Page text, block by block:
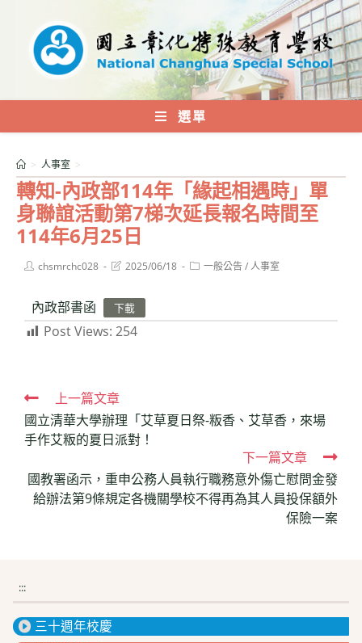
內
選單
轉知-內政部114年「緣起相遇時」單
身聯誼活動第7梯次延長報名時間至
114年6月25日
> 人事室 >
Postchsmrchc028
Post2025/06/18
Post一般公告/人事室
內政部書函 下載
Post Views: 254
Read
more
articles
上一篇文章
國立清華大學辦理「艾草夏日祭-粄香、艾草香，來場
手作艾粄的夏日派對！
下一篇文章
國教署函示，重申公務人員執行職務意外傷亡慰問金發
給辦法第9條規定各機關學校不得再為其人員投保額外
保險一案
:::
三十週年校慶